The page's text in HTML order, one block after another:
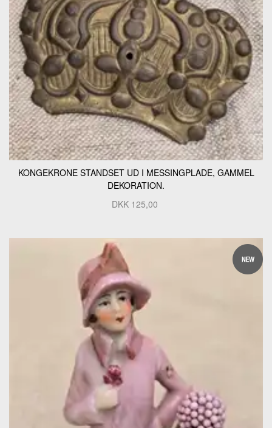
KONGEKRONE STANDSET UD I MESSINGPLADE, GAMMEL
DEKORATION.
DKK 125,00